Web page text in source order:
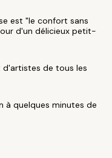
est "le confort sans
d'un délicieux petit-
d'artistes de tous les
à quelques minutes de